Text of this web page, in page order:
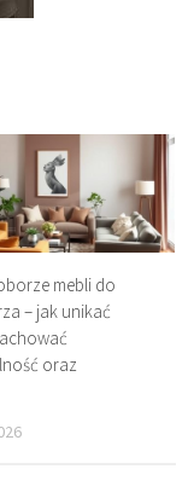
mebli do
– jak unikać
oraz